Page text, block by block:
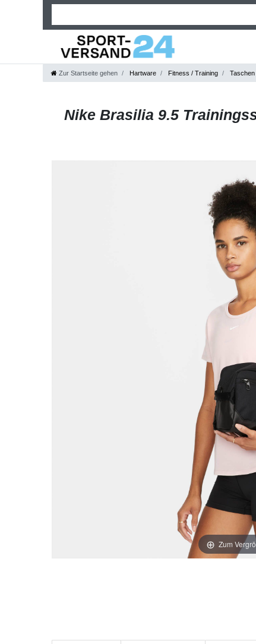
Zur Startseite gehen Hartware Fitness / Training Taschen
Nike Brasilia 9.5
Zum